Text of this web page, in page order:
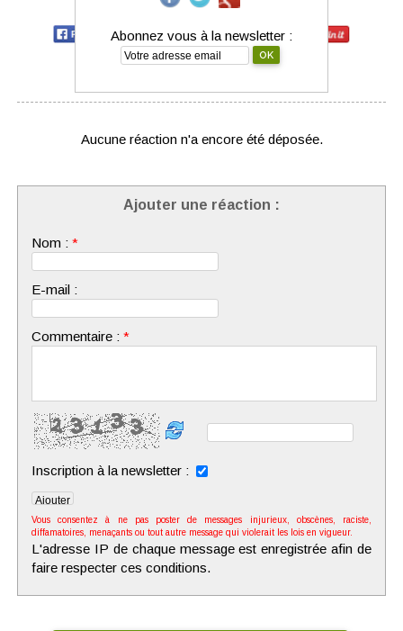
Partagez-le avec votre réseau :
Aucune réaction n'a encore été déposée.
Ajouter une réaction :
Nom : *
E-mail :
Commentaire : *
Inscription à la newsletter :
Vous consentez à ne pas poster de messages injurieux, obscènes, raciste,
diffamatoires, menaçants ou tout autre message qui violerait les lois en vigueur.
L'adresse IP de chaque message est enregistrée afin de
faire respecter ces conditions.
Abonnez vous à la newsletter :